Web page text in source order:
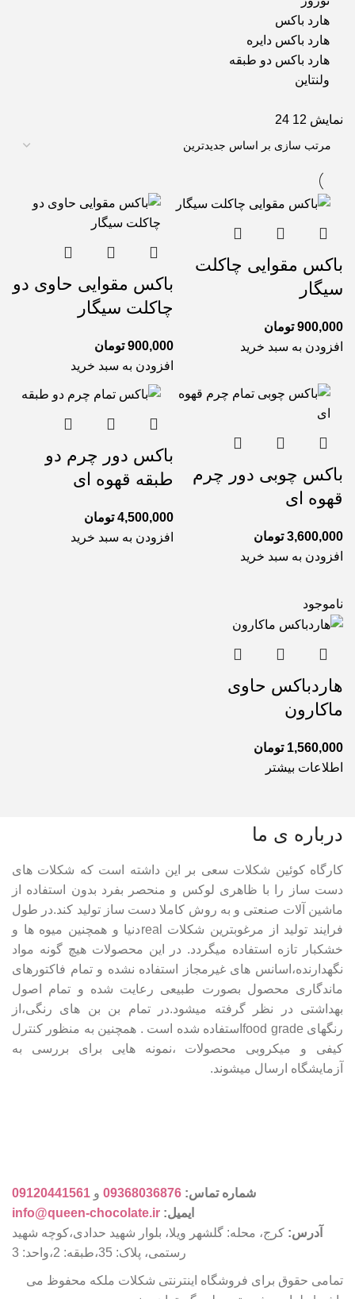
هارد باکس
هارد باکس دایره
هارد باکس دو طبقه
ولنتاین
نمایش 12
24
باکس مقوایی چاکلت
سیگار
900,000 تومان
افزودن به سبد خرید
باکس مقوایی حاوی دو
چاکلت سیگار
900,000 تومان
افزودن به سبد خرید
باکس چوبی دور چرم
قهوه ای
3,600,000 تومان
افزودن به سبد خرید
باکس دور چرم دو
طبقه قهوه ای
4,500,000 تومان
افزودن به سبد خرید
ناموجود
هاردباکس حاوی
ماکارون
1,560,000 تومان
اطلاعات بیشتر
درباره ی ما
کارگاه کوئین شکلات سعی بر این داشته است که شکلات های
دست ساز را با ظاهری لوکس و منحصر بفرد بدون استفاده از
ماشین آلات صنعتی و به روش کاملا دست ساز تولید کند.در طول
فرایند تولید از مرغوبترین شکلات realدنیا و همچنین میوه ها و
خشکبار تازه استفاده میگردد. در این محصولات هیچ گونه مواد
نگهدارنده،اسانس های غیرمجاز استفاده نشده و تمام فاکتورهای
ماندگاری محصول بصورت طبیعی رعایت شده و تمام اصول
بهداشتی در نظر گرفته میشود.در تمام بن بن های رنگی،از
رنگهای food gradeاستفاده شده است . همچنین به منظور کنترل
کیفی و میکروبی محصولات ،نمونه هایی برای بررسی به
آزمایشگاه ارسال میشوند.
شماره تماس: 09368036876 و 09120441561
ایمیل: info@queen-chocolate.ir
آدرس: کرج، محله: گلشهر ویلا، بلوار شهید حدادی،کوچه شهید
رستمی، پلاک: 35،طبقه: 2،واحد: 3
تمامی حقوق برای فروشگاه اینترنتی شکلات ملکه محفوظ می